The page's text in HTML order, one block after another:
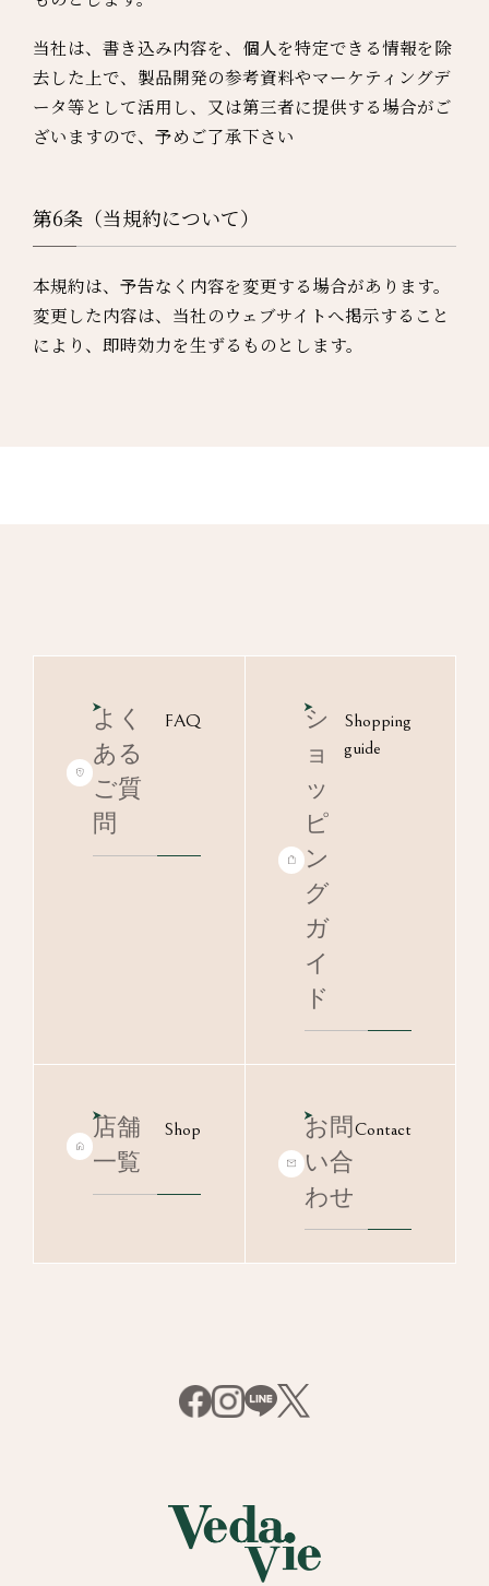
当社は、書き込み内容を、個人を特定できる情報を除
去した上で、製品開発の参考資料やマーケティングデ
ータ等として活用し、又は第三者に提供する場合がご
ざいますので、予めご了承下さい
第6条（当規約について）
本規約は、予告なく内容を変更する場合があります。
変更した内容は、当社のウェブサイトへ掲示すること
により、即時効力を生ずるものとします。
よく
ある
ご質
問
FAQ
シ
ョ
ッ
ピ
ン
グ
ガ
イ
ド
Shopping
guide
店舗
一覧
Shop
お問
い合
わせ
Contact